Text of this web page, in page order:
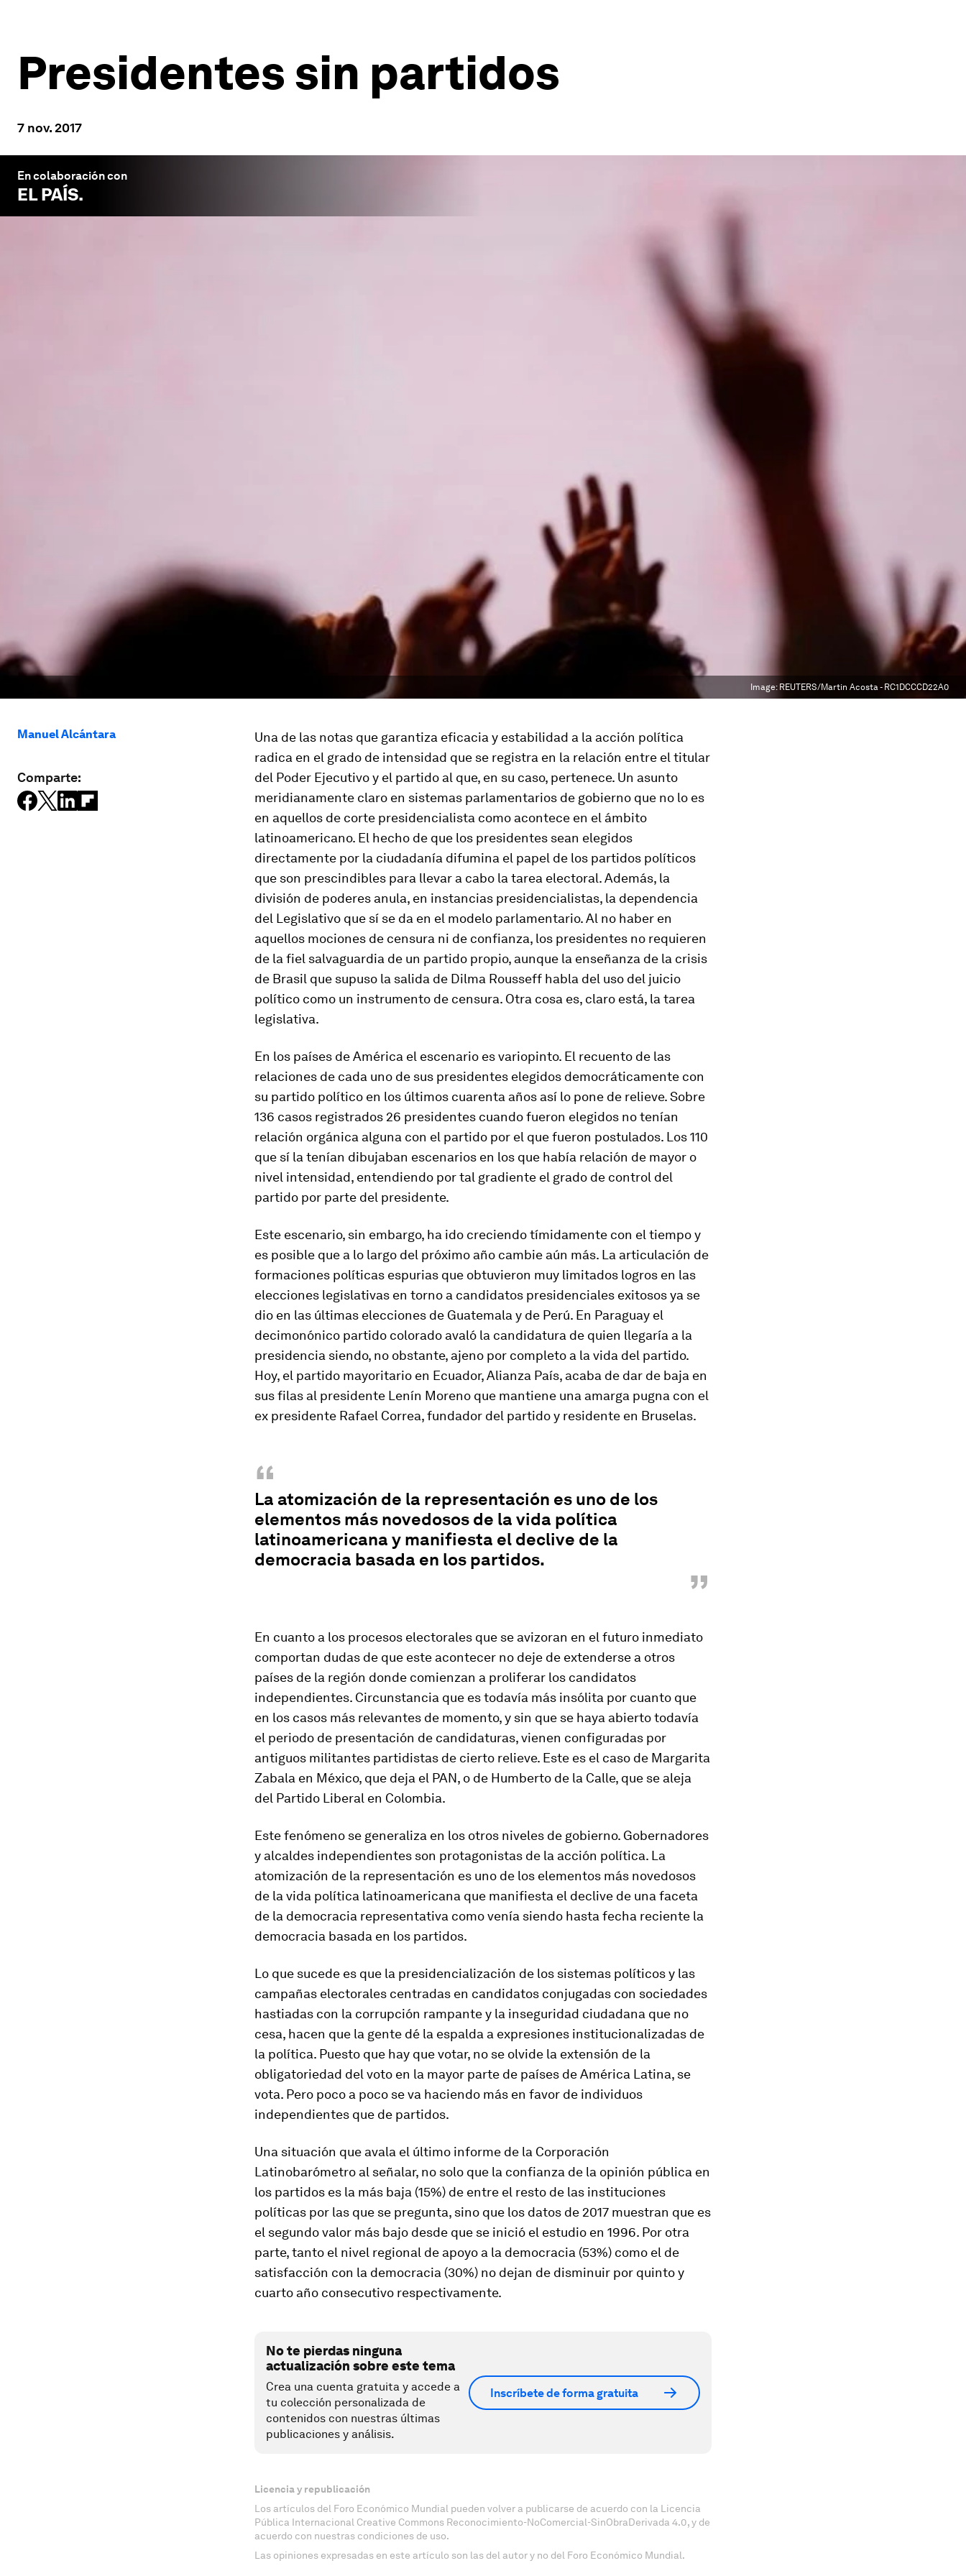
Presidentes sin partidos
7 nov. 2017
En colaboración con
EL PAÍS.
Image: REUTERS/Martin Acosta - RC1DCCCD22A0
Manuel Alcántara
Comparte:
Una de las notas que garantiza eficacia y estabilidad a la acción política
radica en el grado de intensidad que se registra en la relación entre el titular
del Poder Ejecutivo y el partido al que, en su caso, pertenece. Un asunto
meridianamente claro en sistemas parlamentarios de gobierno que no lo es
en aquellos de corte presidencialista como acontece en el ámbito
latinoamericano. El hecho de que los presidentes sean elegidos
directamente por la ciudadanía difumina el papel de los partidos políticos
que son prescindibles para llevar a cabo la tarea electoral. Además, la
división de poderes anula, en instancias presidencialistas, la dependencia
del Legislativo que sí se da en el modelo parlamentario. Al no haber en
aquellos mociones de censura ni de confianza, los presidentes no requieren
de la fiel salvaguardia de un partido propio, aunque la enseñanza de la crisis
de Brasil que supuso la salida de Dilma Rousseff habla del uso del juicio
político como un instrumento de censura. Otra cosa es, claro está, la tarea
legislativa.
En los países de América el escenario es variopinto. El recuento de las
relaciones de cada uno de sus presidentes elegidos democráticamente con
su partido político en los últimos cuarenta años así lo pone de relieve. Sobre
136 casos registrados 26 presidentes cuando fueron elegidos no tenían
relación orgánica alguna con el partido por el que fueron postulados. Los 110
que sí la tenían dibujaban escenarios en los que había relación de mayor o
nivel intensidad, entendiendo por tal gradiente el grado de control del
partido por parte del presidente.
Este escenario, sin embargo, ha ido creciendo tímidamente con el tiempo y
es posible que a lo largo del próximo año cambie aún más. La articulación de
formaciones políticas espurias que obtuvieron muy limitados logros en las
elecciones legislativas en torno a candidatos presidenciales exitosos ya se
dio en las últimas elecciones de Guatemala y de Perú. En Paraguay el
decimonónico partido colorado avaló la candidatura de quien llegaría a la
presidencia siendo, no obstante, ajeno por completo a la vida del partido.
Hoy, el partido mayoritario en Ecuador, Alianza País, acaba de dar de baja en
sus filas al presidente Lenín Moreno que mantiene una amarga pugna con el
ex presidente Rafael Correa, fundador del partido y residente en Bruselas.
“
La atomización de la representación es uno de los
elementos más novedosos de la vida política
latinoamericana y manifiesta el declive de la
democracia basada en los partidos.
”
En cuanto a los procesos electorales que se avizoran en el futuro inmediato
comportan dudas de que este acontecer no deje de extenderse a otros
países de la región donde comienzan a proliferar los candidatos
independientes. Circunstancia que es todavía más insólita por cuanto que
en los casos más relevantes de momento, y sin que se haya abierto todavía
el periodo de presentación de candidaturas, vienen configuradas por
antiguos militantes partidistas de cierto relieve. Este es el caso de Margarita
Zabala en México, que deja el PAN, o de Humberto de la Calle, que se aleja
del Partido Liberal en Colombia.
Este fenómeno se generaliza en los otros niveles de gobierno. Gobernadores
y alcaldes independientes son protagonistas de la acción política. La
atomización de la representación es uno de los elementos más novedosos
de la vida política latinoamericana que manifiesta el declive de una faceta
de la democracia representativa como venía siendo hasta fecha reciente la
democracia basada en los partidos.
Lo que sucede es que la presidencialización de los sistemas políticos y las
campañas electorales centradas en candidatos conjugadas con sociedades
hastiadas con la corrupción rampante y la inseguridad ciudadana que no
cesa, hacen que la gente dé la espalda a expresiones institucionalizadas de
la política. Puesto que hay que votar, no se olvide la extensión de la
obligatoriedad del voto en la mayor parte de países de América Latina, se
vota. Pero poco a poco se va haciendo más en favor de individuos
independientes que de partidos.
Una situación que avala el último informe de la Corporación
Latinobarómetro al señalar, no solo que la confianza de la opinión pública en
los partidos es la más baja (15%) de entre el resto de las instituciones
políticas por las que se pregunta, sino que los datos de 2017 muestran que es
el segundo valor más bajo desde que se inició el estudio en 1996. Por otra
parte, tanto el nivel regional de apoyo a la democracia (53%) como el de
satisfacción con la democracia (30%) no dejan de disminuir por quinto y
cuarto año consecutivo respectivamente.
No te pierdas ninguna
actualización sobre este tema
Crea una cuenta gratuita y accede a
tu colección personalizada de
contenidos con nuestras últimas
publicaciones y análisis.
Inscríbete de forma gratuita
Licencia y republicación
Los artículos del Foro Económico Mundial pueden volver a publicarse de acuerdo con la Licencia
Pública Internacional Creative Commons Reconocimiento-NoComercial-SinObraDerivada 4.0, y de
acuerdo con nuestras condiciones de uso.
Las opiniones expresadas en este artículo son las del autor y no del Foro Económico Mundial.